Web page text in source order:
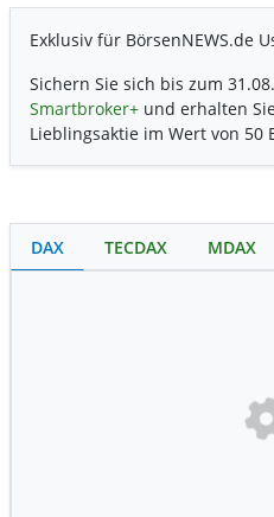
Exklusiv für BörsenNEWS.de
Sichern Sie sich bis zum
Smartbroker+ und erhalten
Lieblingsaktie im Wert von 50
DAX TECDAX MDAX